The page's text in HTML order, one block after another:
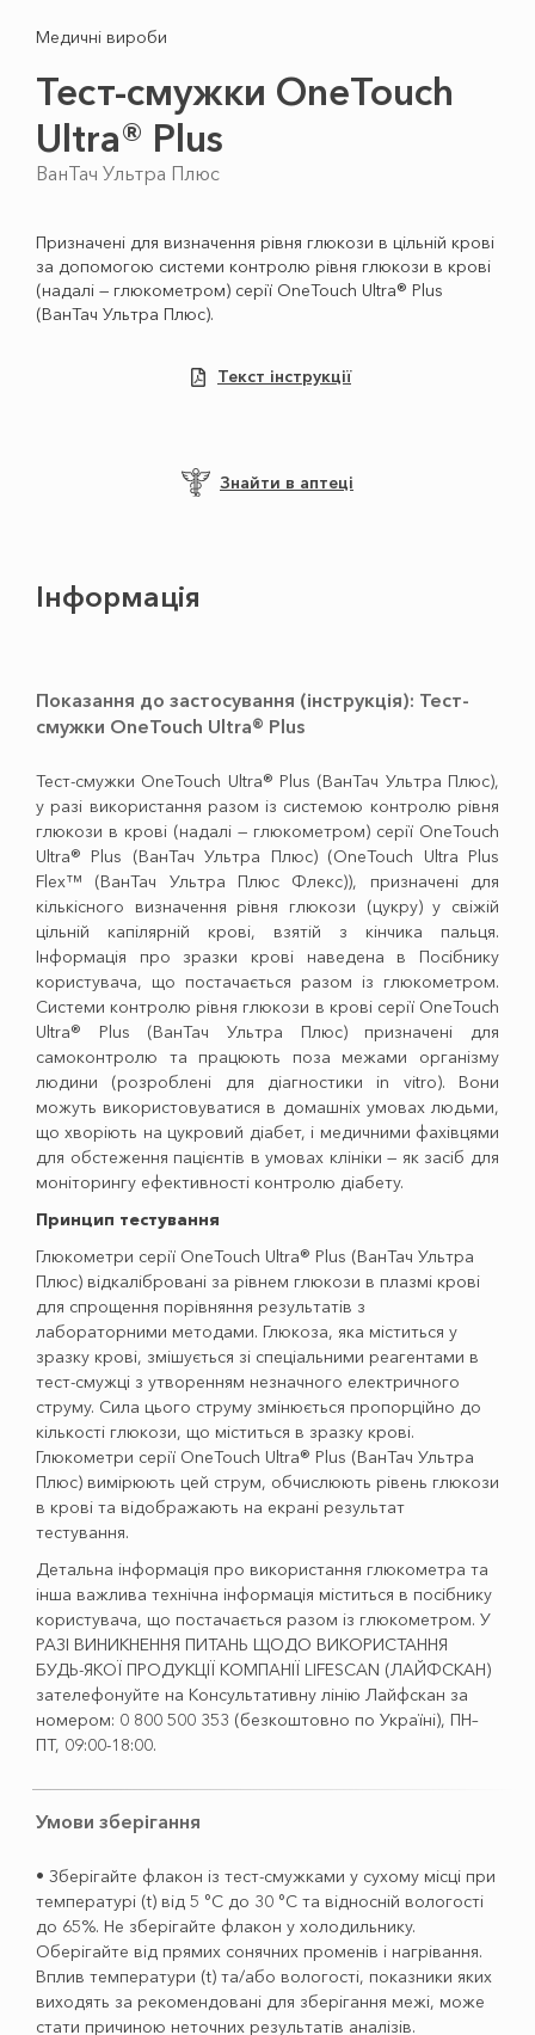
Медичні вироби
Тест-смужки OneTouch
Ultra® Plus
ВанТач Ультра Плюс
Призначені для визначення рівня глюкози в цільній крові
за допомогою системи контролю рівня глюкози в крові
(надалі — глюкометром) серії OneTouch Ultra® Plus
(ВанТач Ультра Плюс).
Текст інструкції
Знайти в аптеці
Інформація
Показання до застосування (інструкція): Тест-
смужки OneTouch Ultra® Plus
Тест-смужки OneTouch Ultra® Plus (ВанТач Ультра Плюс),
у разі використання разом із системою контролю рівня
глюкози в крові (надалі — глюкометром) серії OneTouch
Ultra® Plus (ВанТач Ультра Плюс) (OneTouch Ultra Plus
Flex™ (ВанТач Ультра Плюс Флекс)), призначені для
кількісного визначення рівня глюкози (цукру) у свіжій
цільній капілярній крові, взятій з кінчика пальця.
Інформація про зразки крові наведена в Посібнику
користувача, що постачається разом із глюкометром.
Системи контролю рівня глюкози в крові серії OneTouch
Ultra® Plus (ВанТач Ультра Плюс) призначені для
самоконтролю та працюють поза межами організму
людини (розроблені для діагностики in vitro). Вони
можуть використовуватися в домашніх умовах людьми,
що хворіють на цукровий діабет, і медичними фахівцями
для обстеження пацієнтів в умовах клініки — як засіб для
моніторингу ефективності контролю діабету.
Принцип тестування
Глюкометри серії OneTouch Ultra® Plus (ВанТач Ультра
Плюс) відкалібровані за рівнем глюкози в плазмі крові
для спрощення порівняння результатів з
лабораторними методами. Глюкоза, яка міститься у
зразку крові, змішується зі спеціальними реагентами в
тест-смужці з утворенням незначного електричного
струму. Сила цього струму змінюється пропорційно до
кількості глюкози, що міститься в зразку крові.
Глюкометри серії OneTouch Ultra® Plus (ВанТач Ультра
Плюс) вимірюють цей струм, обчислюють рівень глюкози
в крові та відображають на екрані результат
тестування.
Детальна інформація про використання глюкометра та
інша важлива технічна інформація міститься в посібнику
користувача, що постачається разом із глюкометром. У
РАЗІ ВИНИКНЕННЯ ПИТАНЬ ЩОДО ВИКОРИСТАННЯ
БУДЬ-ЯКОЇ ПРОДУКЦІЇ КОМПАНІЇ LIFESCAN (ЛАЙФСКАН)
зателефонуйте на Консультативну лінію Лайфскан за
номером: 0 800 500 353 (безкоштовно по Україні), ПН–
ПТ, 09:00-18:00.
Умови зберігання
• Зберігайте флакон із тест-смужками у сухому місці при
температурі (t) від 5 °C до 30 °C та відносній вологості
до 65%. Не зберігайте флакон у холодильнику.
Оберігайте від прямих сонячних променів і нагрівання.
Вплив температури (t) та/або вологості, показники яких
виходять за рекомендовані для зберігання межі, може
стати причиною неточних результатів аналізів.